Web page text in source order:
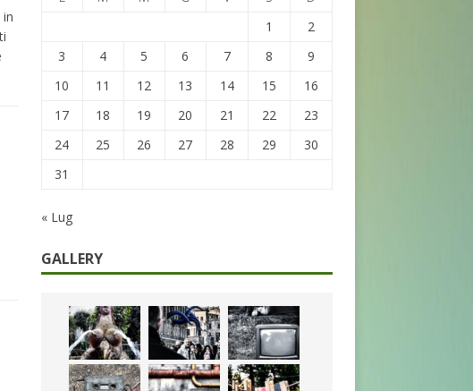
1
2
3
4 5 6 7 8
9
10
11 12 13 14 15
16
17
18 19 20 21 22
23
24
25 26 27 28 29
30
31
« Lug
GALLERY